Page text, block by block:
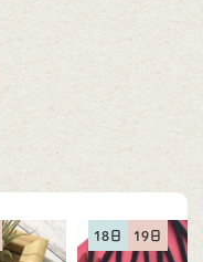
18日 19日